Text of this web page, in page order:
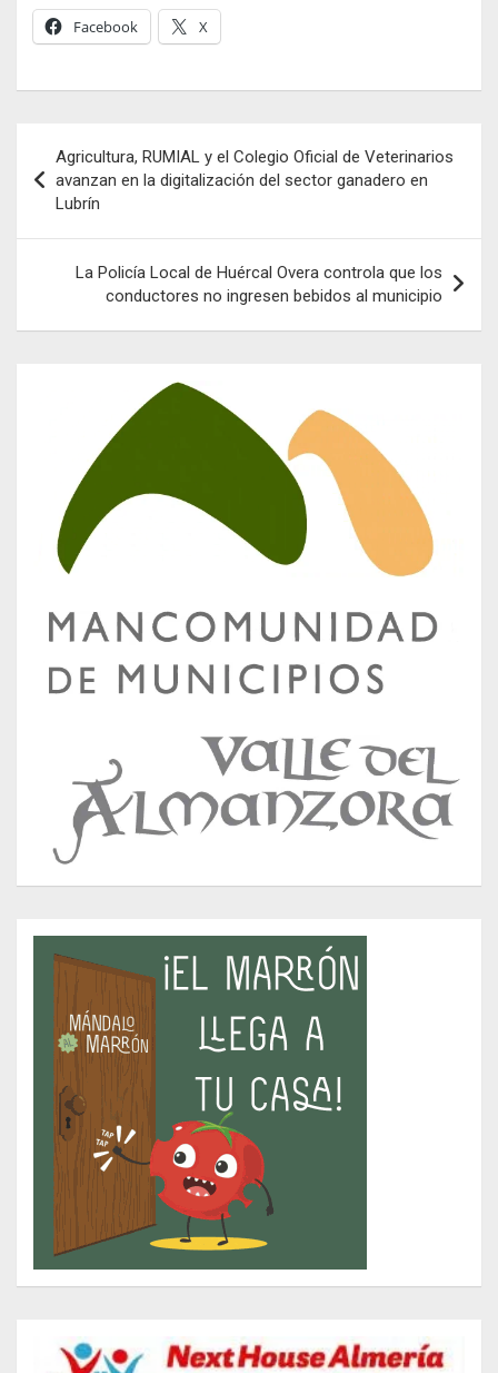
Facebook X
de
entradas
Agricultura, RUMIAL y el Colegio Oficial de Veterinarios
avanzan en la digitalización del sector ganadero en
Lubrín
La Policía Local de Huércal Overa controla que los
conductores no ingresen bebidos al municipio